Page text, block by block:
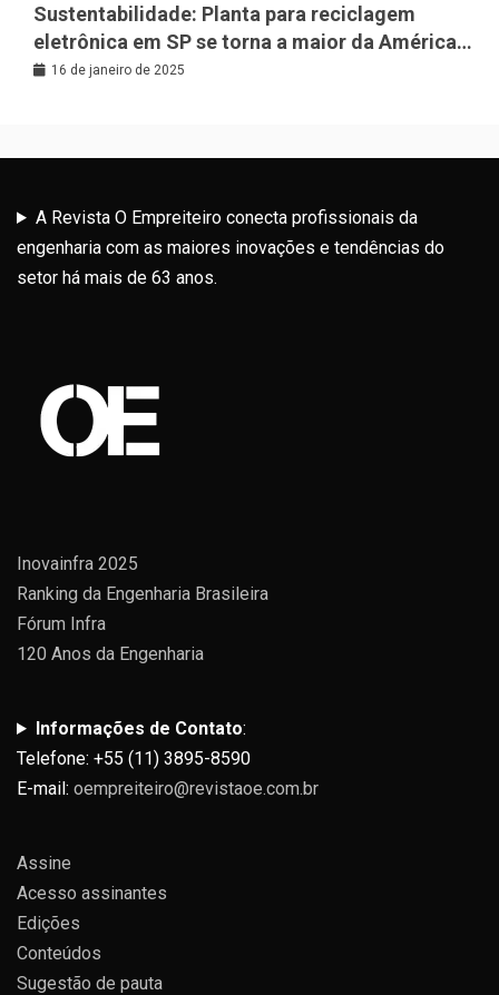
Sustentabilidade: Planta para reciclagem
eletrônica em SP se torna a maior da América
Latina
16 de janeiro de 2025
A Revista O Empreiteiro conecta profissionais da
engenharia com as maiores inovações e tendências do
setor há mais de 63 anos.
Inovainfra 2025
Ranking da Engenharia Brasileira
Fórum Infra
120 Anos da Engenharia
Informações de Contato:
Telefone: +55 (11) 3895-8590
E-mail: oempreiteiro@revistaoe.com.br
Assine
Acesso assinantes
Edições
Conteúdos
Sugestão de pauta